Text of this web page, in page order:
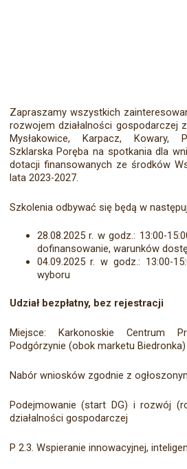
Zapraszamy wszystkich
rozwojem działalności gospodarczej
Mysłakowice, Karpacz, Kowary,
Szklarska Poręba na spotkania dla
dotacji finansowanych ze środków
lata 2023-2027.
Szkolenia odbywać się będą w
28.08.2025 r. w godz.: 13:00-
dofinansowanie, warunków
04.09.2025 r. w godz.: 13:00-
wyboru
Udział bezpłatny, bez rejestracji
Miejsce: Karkonoskie Centrum
Podgórzynie (obok marketu Biedronka)
Nabór wniosków zgodnie z
Podejmowanie (start DG) i rozwój
działalności gospodarczej
P 2.3. Wspieranie innowacyjnej,